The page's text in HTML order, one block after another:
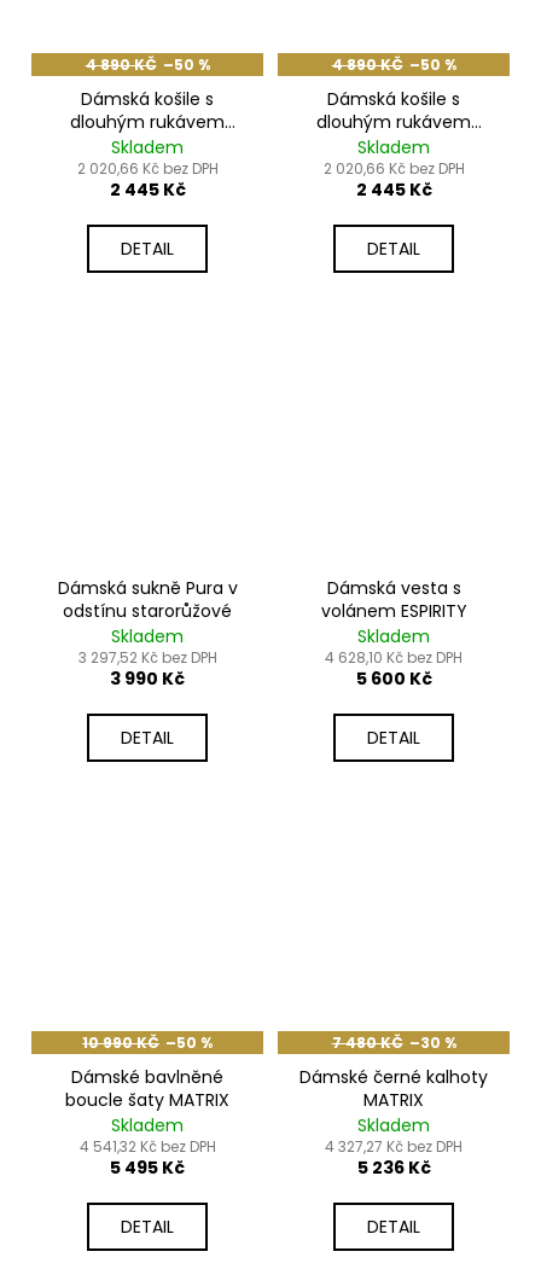
4 890 KČ –50 %
Dámská košile s
dlouhým rukávem
TERRA béžová
Skladem
2 020,66 Kč bez DPH
2 445 Kč
DETAIL
4 890 KČ –50 %
Dámská košile s
dlouhým rukávem
TERRA žlutá
Skladem
2 020,66 Kč bez DPH
2 445 Kč
DETAIL
Dámská sukně Pura v
odstínu starorůžové
Skladem
3 297,52 Kč bez DPH
3 990 Kč
DETAIL
Dámská vesta s
volánem ESPIRITY
Skladem
4 628,10 Kč bez DPH
5 600 Kč
DETAIL
10 990 KČ –50 %
Dámské bavlněné
boucle šaty MATRIX
Skladem
4 541,32 Kč bez DPH
5 495 Kč
DETAIL
7 480 KČ –30 %
Dámské černé kalhoty
MATRIX
Skladem
4 327,27 Kč bez DPH
5 236 Kč
DETAIL